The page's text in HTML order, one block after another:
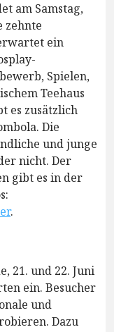
am Samstag,
zehnte
ein
Spielen,
Teehaus
es zusätzlich
Die
und junge
nicht. Der
gibt es in der
.
21. und 22. Juni
ein. Besucher
und
Dazu